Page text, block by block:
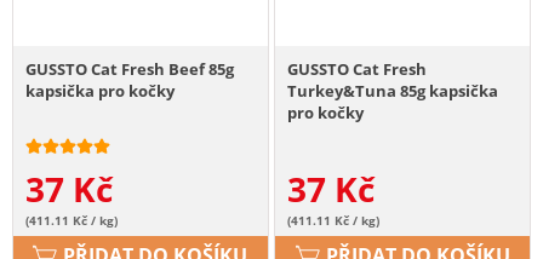
GUSSTO Cat Fresh Beef 85g
kapsička pro kočky
37 Kč
(411.11 Kč / kg)
GUSSTO Cat Fresh
Turkey&Tuna 85g kapsička
pro kočky
37 Kč
(411.11 Kč / kg)